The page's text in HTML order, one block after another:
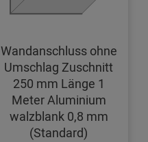
Wandanschluss ohne
Umschlag Zuschnitt
250 mm Länge 1
Meter Aluminium
walzblank 0,8 mm
(Standard)